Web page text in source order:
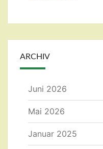
ARCHIV
Juni 2026
Mai 2026
Januar 2025